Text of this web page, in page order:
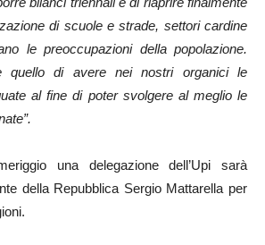
di scuole e strade, settori cardine
le preoccupazioni della popolazione.
quello di avere nei nostri organici le
al fine di poter svolgere al meglio le
una delegazione dell’Upi sarà
della Repubblica Sergio Mattarella per